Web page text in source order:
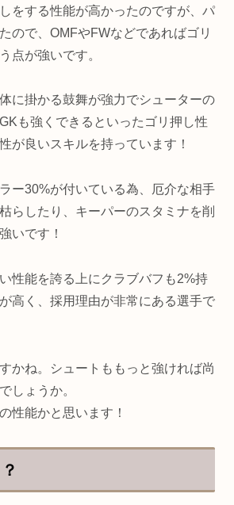
をする性能が高かったのですが、パ
ので、OMFやFWなどであればゴリ
点が強いです。
に掛かる鼓舞が強力でシューターの
も強くできるといったゴリ押し性
が良いスキルを持っています！
ー30%が付いている為、厄介な相手
らしたり、キーパーのスタミナを削
いです！
性能を誇る上にクラブバフも2%持
高く、採用理由が非常にある選手で
かね。シュートももっと強ければ尚
しょうか。
性能かと思います！